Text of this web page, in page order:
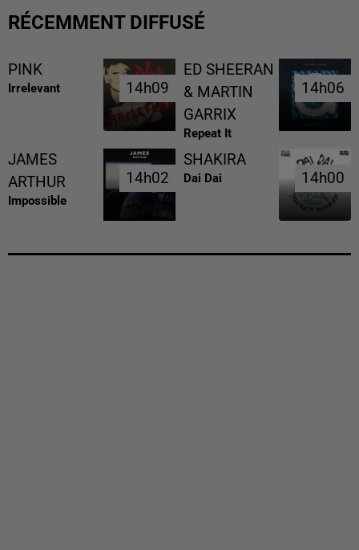
RÉCEMMENT DIFFUSÉ
PINK
Irrelevant 14h09
14h09
ED SHEERAN
& MARTIN
GARRIX
Repeat It
14h06
14h06
JAMES
ARTHUR
Impossible
14h02
14h02
SHAKIRA
Dai Dai 14h00
14h00